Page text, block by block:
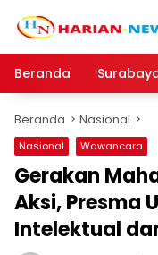
Beranda
Beranda Nasional
Nasional Wawancara
Gerakan
Aksi, Presma
Intelektual